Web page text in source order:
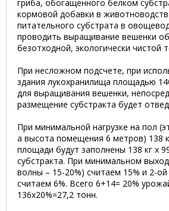
гриба, обогащенного белком
кормовой добавки в
питательного субстрата в
проводить выращивание вешенки
безотходной, экологически чистой
При несложном подсчете, при
здания лукохранилища площадью
для выращивания вешенки,
размещение субстракта будет
При минимальной нагрузке на пол
а высота помещения 6 метров) 138
площади будут заполнены 138 кг х
субстракта. При минимальном
волны – 15-20%) считаем 15% и 2-
считаем 6%. Всего 6+14= 20%
136х20%=27,2 тонн.